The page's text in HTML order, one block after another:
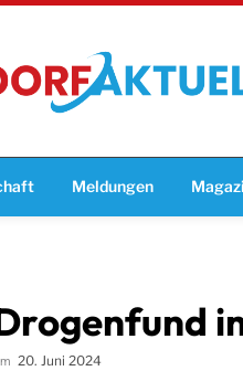
Meldungen
20. Juni 2024